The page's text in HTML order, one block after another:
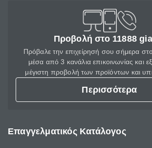
Προβολή στο 11888
Πρόβαλε την επιχείρησή σου σήμερα
μέσα από 3 κανάλια επικοινωνίας και
μέγιστη προβολή των προϊόντων και
Περισσότερα
Επαγγελματικός Κατάλογος